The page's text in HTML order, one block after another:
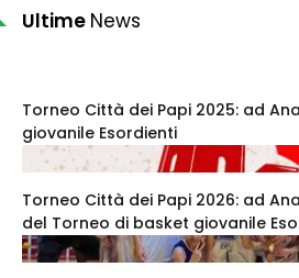
Ultime News
Torneo Città dei Papi 2025: ad
giovanile Esordienti
Torneo Città dei Papi 2026: ad
del Torneo di basket giovanile